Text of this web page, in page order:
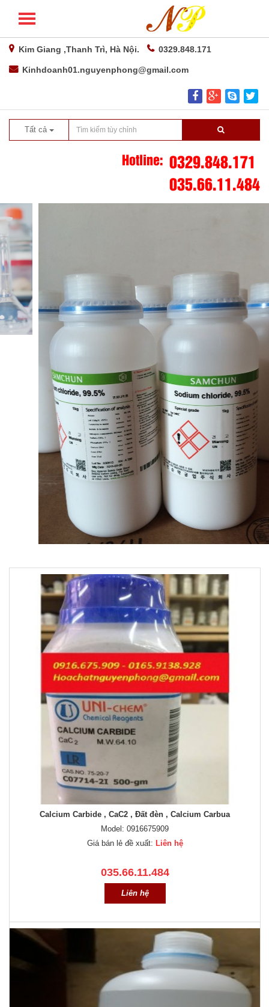
Kim Giang ,Thanh Trì, Hà Nội. 0329.848.171
Kinhdoanh01.nguyenphong@gmail.com
Tất cả
Hotline: 0329.848.171
035.66.11.484
Calcium Carbide , CaC2 , Đất đèn , Calcium Carbua
Model: 0916675909
Giá bán lẻ đề xuất: Liên hệ
035.66.11.484
Liên hệ